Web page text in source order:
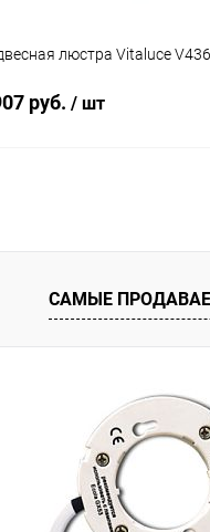
люстра Vitaluce
руб. / шт
Купить в 1 клик
В избранное В
САМЫЕ